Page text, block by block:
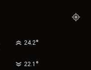
24.2°
22.1 °